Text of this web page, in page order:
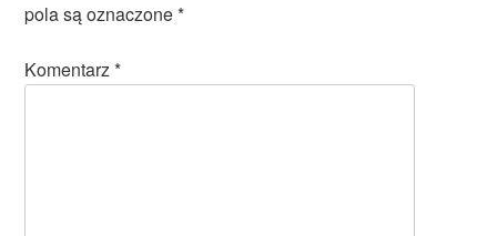
pola są oznaczone*
Komentarz*